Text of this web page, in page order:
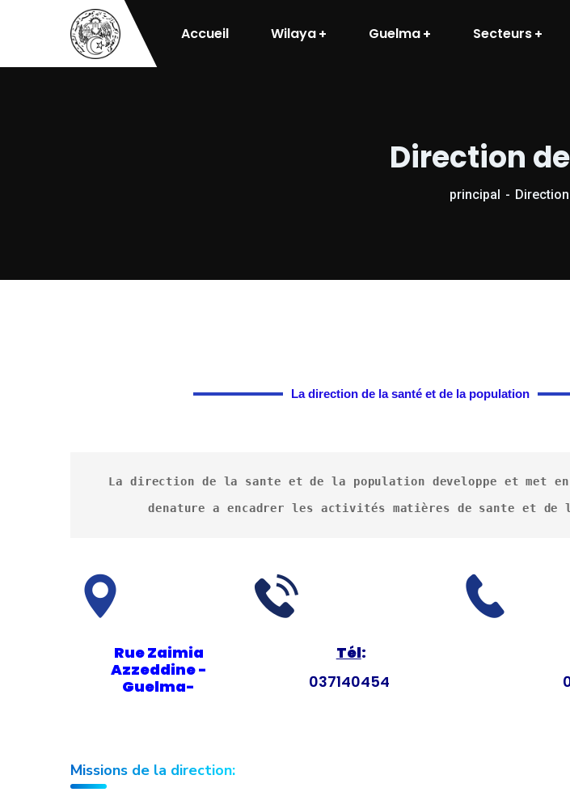
Accueil Wilaya Guelma Secteurs
Direction
principal
La direction de la santé et de la population
La direction de la sante et de la population developpe et met en
denature a encadrer les activités matières de sante et de
Rue Zaimia
Azzeddine -
Guelma-
Tél:
037140454
Missions de la direction: